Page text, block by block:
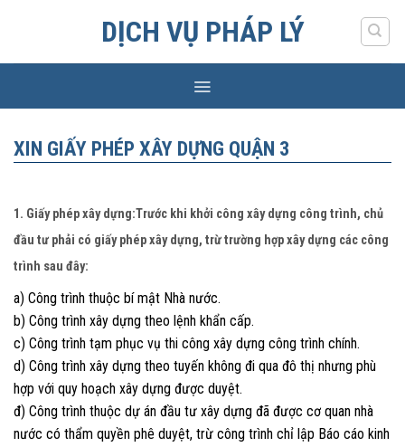
DỊCH VỤ PHÁP LÝ
XIN GIẤY PHÉP XÂY DỰNG QUẬN 3
1. Giấy phép xây dựng:Trước khi khởi công xây dựng công trình, chủ
đầu tư phải có giấy phép xây dựng, trừ trường hợp xây dựng các công
trình sau đây:
a) Công trình thuộc bí mật Nhà nước.
b) Công trình xây dựng theo lệnh khẩn cấp.
c) Công trình tạm phục vụ thi công xây dựng công trình chính.
d) Công trình xây dựng theo tuyến không đi qua đô thị nhưng phù
hợp với quy hoạch xây dựng được duyệt.
đ) Công trình thuộc dự án đầu tư xây dựng đã được cơ quan nhà
nước có thẩm quyền phê duyệt, trừ công trình chỉ lập Báo cáo kinh